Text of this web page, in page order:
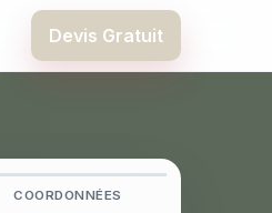
Devis Gratuit
COORDONNÉES